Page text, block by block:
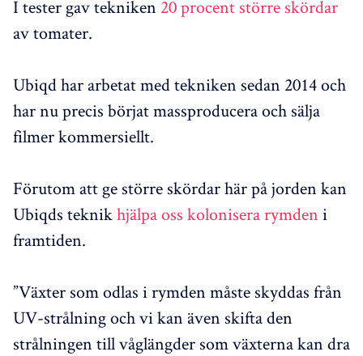
I tester gav tekniken 20 procent större skördar
av tomater.
Ubiqd har arbetat med tekniken sedan 2014 och
har nu precis börjat massproducera och sälja
filmer kommersiellt.
Förutom att ge större skördar här på jorden kan
Ubiqds teknikhjälpa oss kolonisera rymden i
framtiden.
”Växter som odlas i rymden måste skyddas från
UV-strålning och vi kan även skifta den
strålningen till våglängder som växterna kan dra